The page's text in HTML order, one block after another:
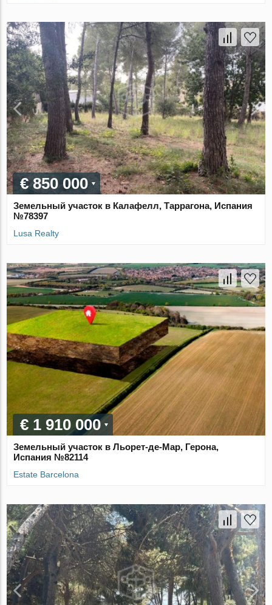
€ 850 000
Земельный участок в Калафелл, Таррагона, Испания
№78397
Lusa Realty
€ 1 910 000
Земельный участок в Льорет-де-Мар, Герона,
Испания №82114
Estate Barcelona